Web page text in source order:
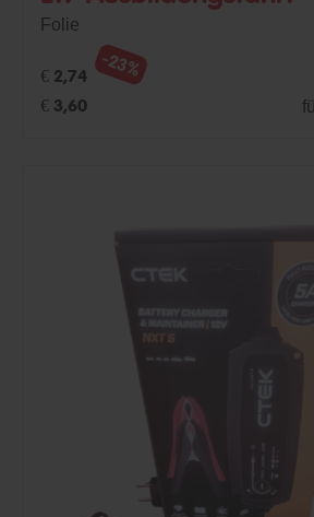
Folie
€ 2,74 -23%
€ 3,60